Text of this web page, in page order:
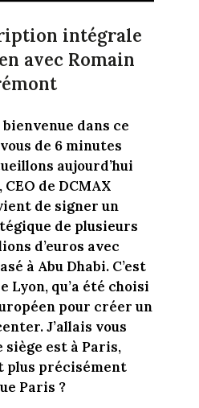
intégrale
avec Romain
dans ce
de 6 minutes
aujourd’hui
de DCMAX
de signer un
de plusieurs
d’euros avec
à Abu Dhabi. C’est
Lyon, qu’a été choisi
pour créer un
J’allais vous
est à Paris,
plus précisément
Paris ?